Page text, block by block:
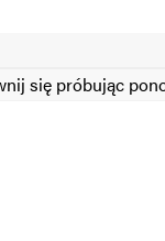
się próbując